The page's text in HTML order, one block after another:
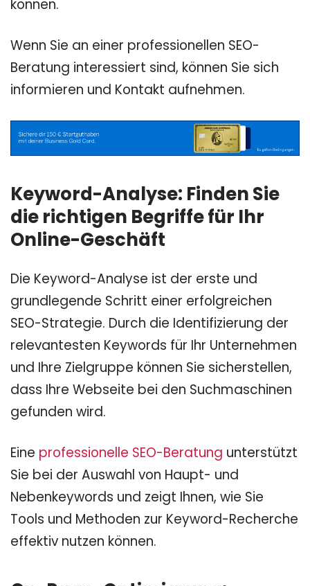
können.
Wenn Sie an einer professionellen SEO-
Beratung interessiert sind, können Sie sich
informieren und Kontakt aufnehmen.
Keyword-Analyse: Finden Sie
die richtigen Begriffe für Ihr
Online-Geschäft
Die Keyword-Analyse ist der erste und
grundlegende Schritt einer erfolgreichen
SEO-Strategie. Durch die Identifizierung der
relevantesten Keywords für Ihr Unternehmen
und Ihre Zielgruppe können Sie sicherstellen,
dass Ihre Webseite bei den Suchmaschinen
gefunden wird.
Eine professionelle SEO-Beratung unterstützt
Sie bei der Auswahl von Haupt- und
Nebenkeywords und zeigt Ihnen, wie Sie
Tools und Methoden zur Keyword-Recherche
effektiv nutzen können.